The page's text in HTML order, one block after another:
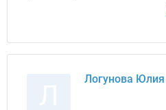
Логунова